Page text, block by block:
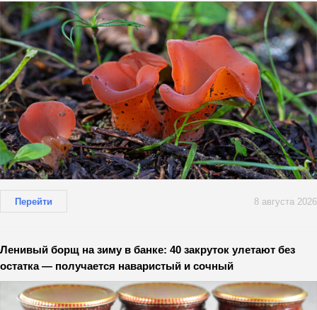
Перейти 8 августа 2026
Ленивый борщ на зиму в банке: 40 закруток улетают без
остатка — получается наваристый и сочный